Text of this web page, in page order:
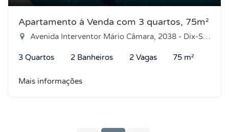
Apartamento à Venda com 3 quartos, 75m²
Avenida Interventor Mário Câmara, 2038 - Dix-Sept Rosado, Natal-RN
3 Quartos 2 Banheiros 2 Vagas 75 m²
Mais informações